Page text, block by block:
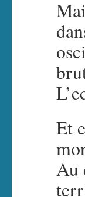
Et
Au